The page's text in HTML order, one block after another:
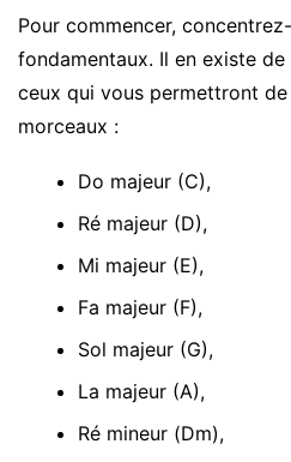
Pour commencer,
fondamentaux. Il en existe
ceux qui vous permettront
morceaux :
Do majeur (C),
Ré majeur (D),
Mi majeur (E),
Fa majeur (F),
Sol majeur (G),
La majeur (A),
Ré mineur (Dm),